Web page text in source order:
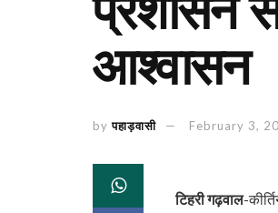
आश्वासन
by पहाड़वासी February 3,
टिहरी गढ़वाल-